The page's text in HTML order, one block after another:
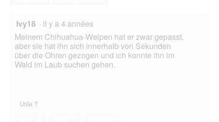
Ivy18 · il y a 4 années
Meinem Chihuahua-Welpen hat er zwar gepasst,
aber sie hat ihn sich innerhalb von Sekunden
über die Ohren gezogen und ich konnte ihn im
Wald im Laub suchen gehen.
Utile ?